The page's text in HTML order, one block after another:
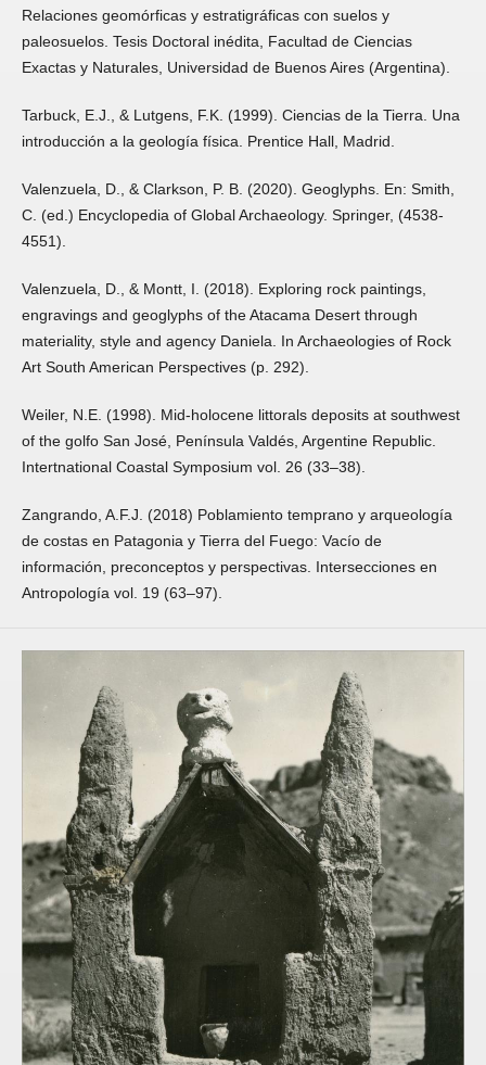
Relaciones geomórficas y estratigráficas con suelos y
paleosuelos. Tesis Doctoral inédita, Facultad de Ciencias
Exactas y Naturales, Universidad de Buenos Aires (Argentina).
Tarbuck, E.J., & Lutgens, F.K. (1999). Ciencias de la Tierra. Una
introducción a la geología física. Prentice Hall, Madrid.
Valenzuela, D., & Clarkson, P. B. (2020). Geoglyphs. En: Smith,
C. (ed.) Encyclopedia of Global Archaeology. Springer, (4538-
4551).
Valenzuela, D., & Montt, I. (2018). Exploring rock paintings,
engravings and geoglyphs of the Atacama Desert through
materiality, style and agency Daniela. In Archaeologies of Rock
Art South American Perspectives (p. 292).
Weiler, N.E. (1998). Mid-holocene littorals deposits at southwest
of the golfo San José, Península Valdés, Argentine Republic.
Intertnational Coastal Symposium vol. 26 (33–38).
Zangrando, A.F.J. (2018) Poblamiento temprano y arqueología
de costas en Patagonia y Tierra del Fuego: Vacío de
información, preconceptos y perspectivas. Intersecciones en
Antropología vol. 19 (63–97).